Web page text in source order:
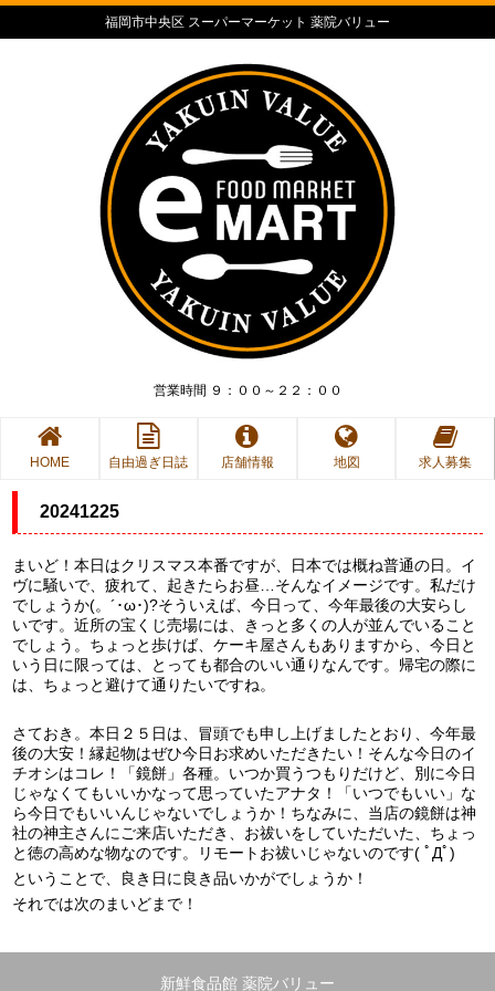
福岡市中央区 スーパーマーケット 薬院バリュー
営業時間 ９：００～２２：００
HOME 自由過ぎ日誌 店舗情報 地図 求人募集
20241225
まいど！本日はクリスマス本番ですが、日本では概ね普通の日。イ
ヴに騒いで、疲れて、起きたらお昼…そんなイメージです。私だけ
でしょうか(。´･ω･)?そういえば、今日って、今年最後の大安らし
いです。近所の宝くじ売場には、きっと多くの人が並んでいること
でしょう。ちょっと歩けば、ケーキ屋さんもありますから、今日と
いう日に限っては、とっても都合のいい通りなんです。帰宅の際に
は、ちょっと避けて通りたいですね。
さておき。本日２５日は、冒頭でも申し上げましたとおり、今年最
後の大安！縁起物はぜひ今日お求めいただきたい！そんな今日のイ
チオシはコレ！「鏡餅」各種。いつか買うつもりだけど、別に今日
じゃなくてもいいかなって思っていたアナタ！「いつでもいい」な
ら今日でもいいんじゃないでしょうか！ちなみに、当店の鏡餅は神
社の神主さんにご来店いただき、お祓いをしていただいた、ちょっ
と徳の高めな物なのです。リモートお祓いじゃないのです( ﾟДﾟ)
ということで、良き日に良き品いかがでしょうか！
それでは次のまいどまで！
新鮮食品館 薬院バリュー